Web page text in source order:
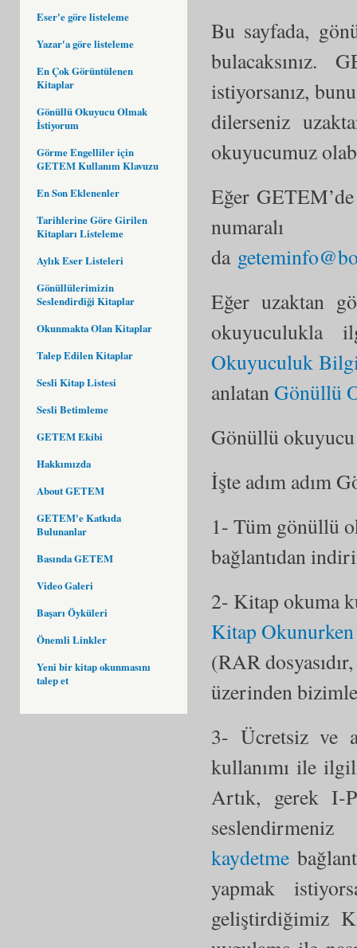
Eser'e göre listeleme
Yazar'a göre listeleme
En Çok Görüntülenen
Kitaplar
Gönüllü Okuyucu Olmak
İstiyorum
Görme Engelliler için
GETEM Kullanım Klavuzu
En Son Eklenenler
Tarihlerine Göre Girilen
Kitapları Listeleme
Aylık Eser Listeleri
Gönüllülerimizin
Seslendirdiği Kitaplar
Okunmakta Olan Kitaplar
Talep Edilen Kitaplar
Sesli Kitap Listesi
Sesli Betimleme
GETEM Ekibi
Hakkımızda
About GETEM
GETEM'e Katkıda
Bulunanlar
Basında GETEM
Video Galeri
Başarı Öyküleri
Önemli Linkler
Yeni bir kitap okunmasını
talep et
Bu sayfada,
bulacaksınız.
istiyorsanız,
dilerseniz
okuyucumuz
Eğer
da
Eğer uzaktan
Okuyuculuk
anlatanGönüllü
Gönüllü
İşte adım adım
1- Tüm gönüllü
bağlantıdan
2- Kitap okuma
Kitap
(RAR
üzerinden
3- Ücretsiz ve
kullanımı ile
Artık, gerek I-
kaydetme
yapmak
geliştirdiğimiz